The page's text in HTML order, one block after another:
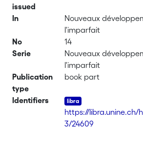
issued
In
Nouveaux
l'imparfait
No
14
Serie
Nouveaux
l'imparfait
Publication
type
book part
Identifiers
https://libra.unine.ch/
3/24609